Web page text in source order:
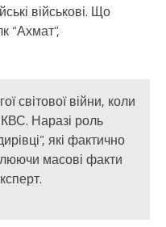
військові. Що
“Ахмат”,
світової війни, коли
Наразі роль
які фактично
масові факти